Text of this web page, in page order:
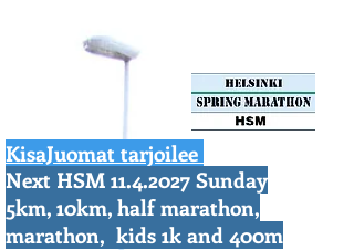
KisaJuomat tarjoilee
https://aonach.xyz/
Next HSM 11.4.2027 Sunday
5km, 10km, half marathon,
marathon, kids 1k and 400m